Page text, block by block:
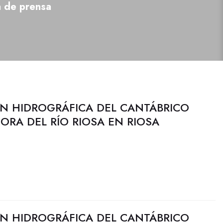
de prensa
HIDROGRÁFICA DEL CANTÁBRICO
DEL RÍO RIOSA EN RIOSA
HIDROGRÁFICA DEL CANTÁBRICO